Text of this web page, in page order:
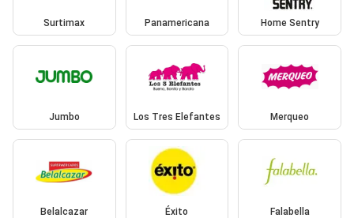
Surtimax Panamericana Home Sentry
Jumbo Los Tres Elefantes Merqueo
Belalcazar Éxito Falabella